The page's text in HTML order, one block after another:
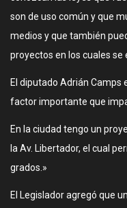
son de uso común y que
medios y que también
proyectos en los cuales se
El diputado Adrián Camps
factor importante que
En la ciudad tengo un
la Av. Libertador, el cual
grados.»
El Legislador agregó que